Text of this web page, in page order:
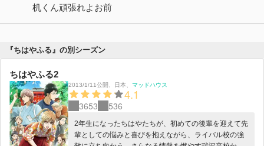
机くん頑張れよお前
『ちはやふる』の別シーズン
ちはやふる2
2013/1/11公開 日本 マッドハウス
4.1
3653 536
2年生になったちはやたちが、初めての後輩を迎えて先
輩としての悩みと喜びを抱えながら、ライバル校の強